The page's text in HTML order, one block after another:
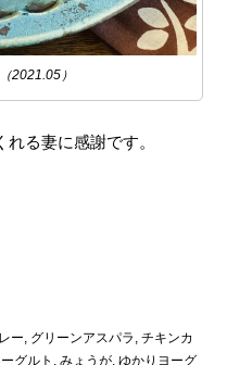
2021.05）
る妻に感謝です。
ー, グリーンアスパラ , チキンカ
グルト , みょうが, ゆかりヨーグ